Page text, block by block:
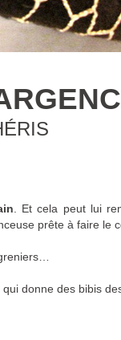
. Et cela peut lui
prête à faire le
donne des bibis